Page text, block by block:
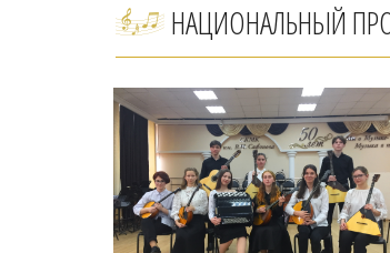
НАЦИОНАЛЬНЫЙ